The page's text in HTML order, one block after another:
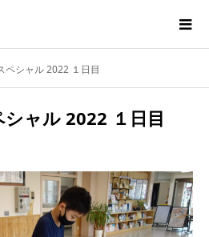
ペシャル 2022 １日目
ャル 2022 １日目